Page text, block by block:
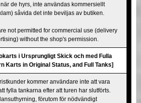
de hyrs, inte användas kommersiellt
såvida det inte beviljas av butiken.
not permitted for commercial use (delivery
without the shop's permission.
i Ursprungligt Skick och med Fulla
Karts in Original Status, and Full Tanks]
kommer användare inte att vara
fylla tankarna efter att turen har slutförts.
förutom för nödvändigt